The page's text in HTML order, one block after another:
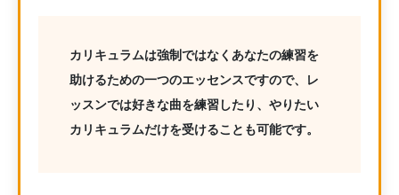
カリキュラムは強制ではなくあなたの練習を
助けるための一つのエッセンスですので、レ
ッスンでは好きな曲を練習したり、やりたい
カリキュラムだけを受けることも可能です。